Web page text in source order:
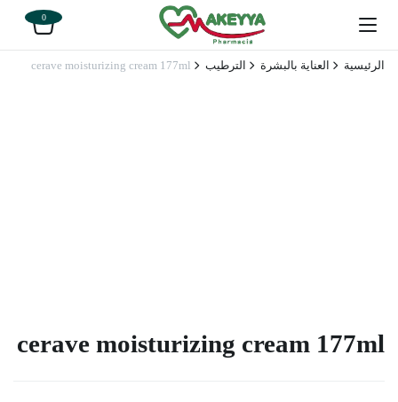
0
الرئيسية العناية بالبشرة الترطيب cerave moisturizing cream 177ml
cerave moisturizing cream 177ml